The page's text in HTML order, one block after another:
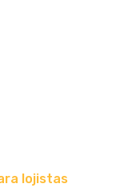
lojistas